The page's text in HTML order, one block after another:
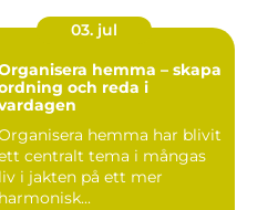
03. jul
hemma – skapa
och reda i
hemma har blivit
centralt tema i mångas
liv i jakten på ett mer
harmonisk...